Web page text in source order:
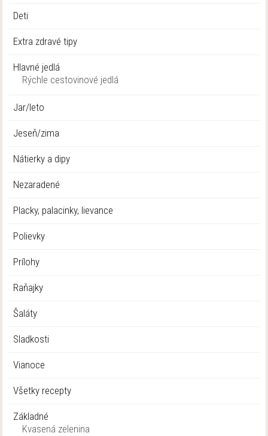
Deti
Extra zdravé tipy
Hlavné jedlá
Rýchle cestovinové jedlá
Jar/leto
Jeseň/zima
Nátierky a dipy
Nezaradené
Placky, palacinky, lievance
Polievky
Prílohy
Raňajky
Šaláty
Sladkosti
Vianoce
Všetky recepty
Základné
Kvasená zelenina